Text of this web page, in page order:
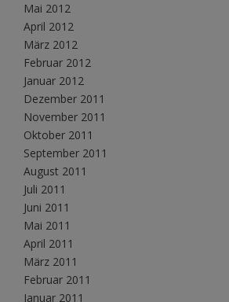
Mai 2012
April 2012
März 2012
Februar 2012
Januar 2012
Dezember 2011
November 2011
Oktober 2011
September 2011
August 2011
Juli 2011
Juni 2011
Mai 2011
April 2011
März 2011
Februar 2011
Januar 2011